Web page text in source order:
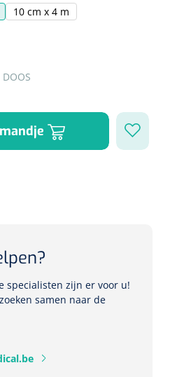
10 cm x 4 m
DOOS
specialisten zijn er voor u!
samen naar de